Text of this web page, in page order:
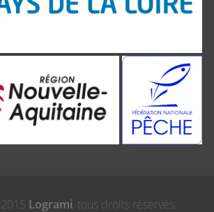
Logrami, tous droits réservés.